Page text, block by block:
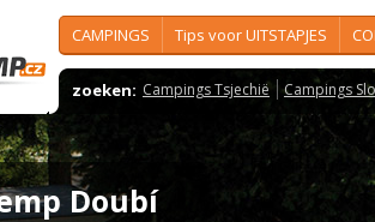
CAMPINGS Tips voor UITSTAPJES
zoeken: Campings Tsjechië Campings
Doubí